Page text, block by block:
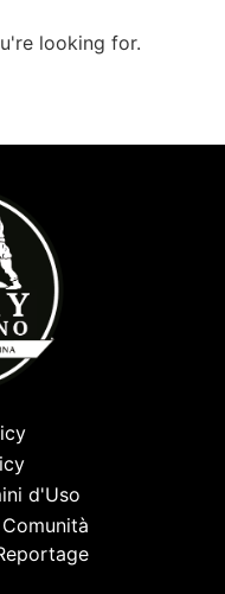
looking for.
d'Uso